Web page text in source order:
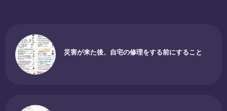
災害が来た後、自宅の修理をする前にすること